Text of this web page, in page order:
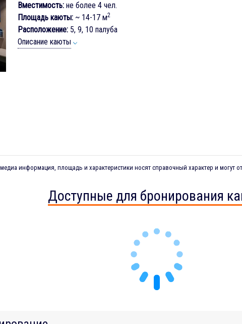
Вместимость:не более 4 чел.
Площадь каюты:~ 14-17 м2
Расположение:5, 9, 10 палуба
Описание каюты
информация, площадь и характеристики носят справочный характер и могут
Доступные для бронирования